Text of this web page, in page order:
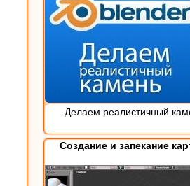
Делаем реалистичный
Создание и запекание